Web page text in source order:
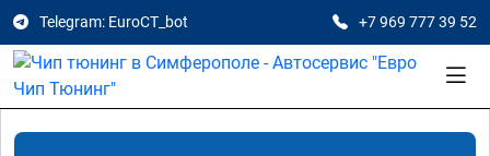
Telegram: EuroCT_bot +7 969 777 39 52